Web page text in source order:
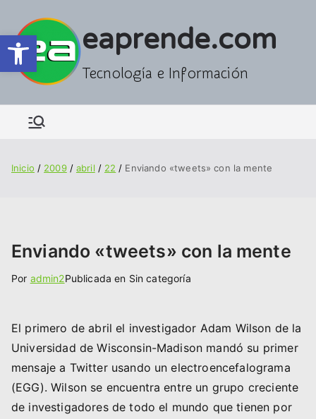
Abrir barra de herramientas
contenido
eaprende.com
Tecnología e Información
Inicio 2009 abril 22 Enviando «tweets» con la mente
Enviando «tweets» con la mente
Por admin2Publicada en Sin categoría
El primero de abril el investigador Adam Wilson de la
Universidad de Wisconsin-Madison mandó su primer
mensaje a Twitter usando un electroencefalograma
(EGG). Wilson se encuentra entre un grupo creciente
de investigadores de todo el mundo que tienen por